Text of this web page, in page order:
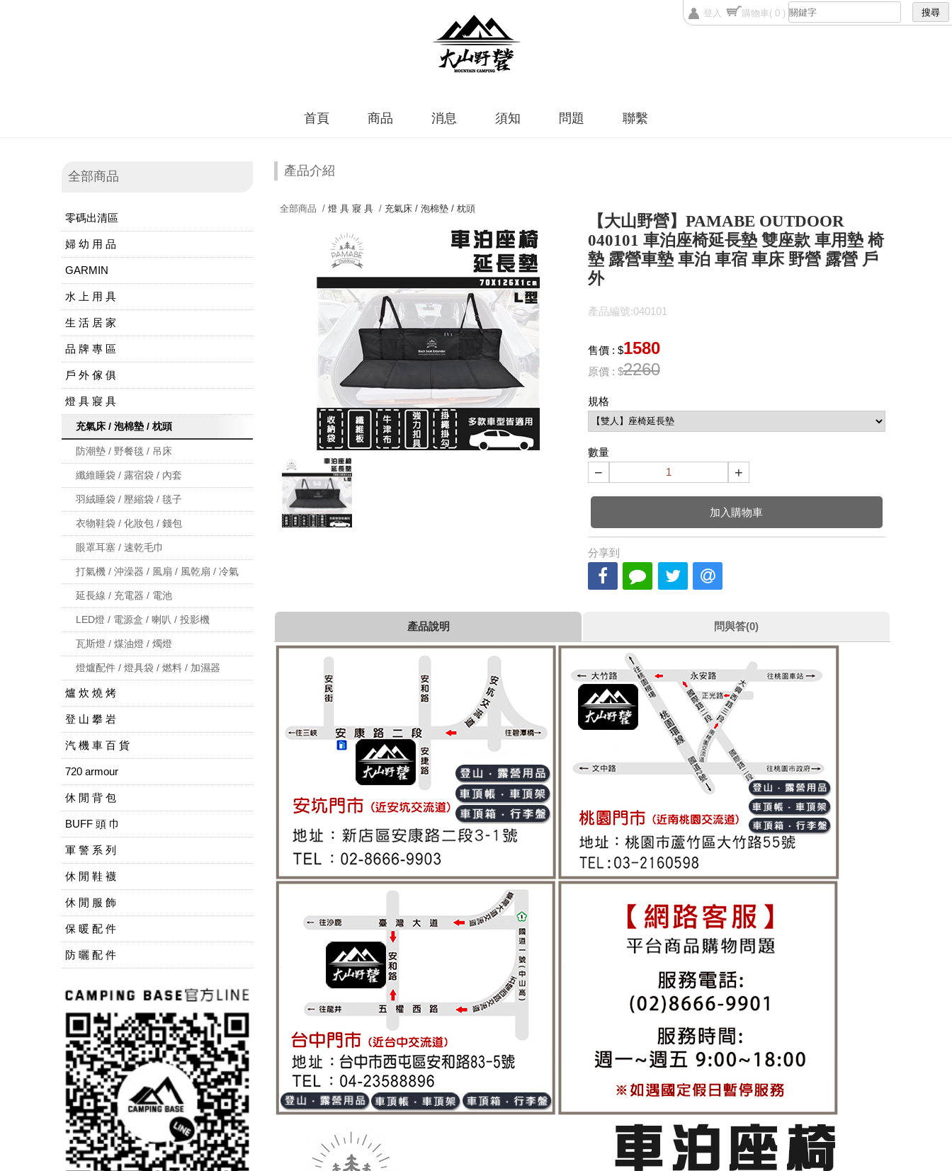
登入 購物車( 0 )
首頁 商品 消息 須知 問題 聯繫
全部商品
零碼出清區
婦 幼 用 品
GARMIN
水 上 用 具
生 活 居 家
品 牌 專 區
戶 外 傢 俱
燈 具 寢 具
充氣床 / 泡棉墊 / 枕頭
防潮墊 / 野餐毯 / 吊床
纖維睡袋 / 露宿袋 / 內套
羽絨睡袋 / 壓縮袋 / 毯子
衣物鞋袋 / 化妝包 / 錢包
眼罩耳塞 / 速乾毛巾
打氣機 / 沖澡器 / 風扇 / 風乾扇 / 冷氣
延長線 / 充電器 / 電池
LED燈 / 電源盒 / 喇叭 / 投影機
瓦斯燈 / 煤油燈 / 燭燈
燈爐配件 / 燈具袋 / 燃料 / 加濕器
爐 炊 燒 烤
登 山 攀 岩
汽 機 車 百 貨
720 armour
休 閒 背 包
BUFF 頭 巾
軍 警 系 列
休 閒 鞋 襪
休 閒 服 飾
保 暖 配 件
防 曬 配 件
產品介紹
全部商品 / 燈 具 寢 具/ 充氣床 / 泡棉墊 / 枕頭
【大山野營】PAMABE OUTDOOR
040101 車泊座椅延長墊 雙座款 車用墊 椅
墊 露營車墊 車泊 車宿 車床 野營 露營 戶
外
產品編號:040101
售價 : $1580
原價 : $2260
規格
數量
− +
加入購物車
分享到
產品說明 問與答(0)